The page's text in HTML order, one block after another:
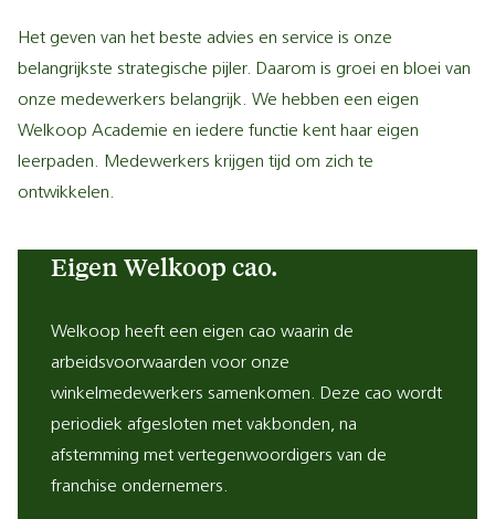
Het geven van het beste advies en service is onze
belangrijkste strategische pijler. Daarom is groei en bloei van
onze medewerkers belangrijk. We hebben een eigen
Welkoop Academie en iedere functie kent haar eigen
leerpaden. Medewerkers krijgen tijd om zich te
ontwikkelen.
Eigen Welkoop cao.
Welkoop heeft een eigen cao waarin de
arbeidsvoorwaarden voor onze
winkelmedewerkers samenkomen. Deze cao wordt
periodiek afgesloten met vakbonden, na
afstemming met vertegenwoordigers van de
franchise ondernemers.